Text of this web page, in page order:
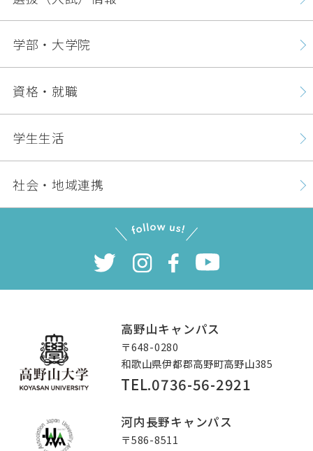
ご支援をお考えの方へ
高野山キャンパス
〒648-0280
和歌山県伊都郡高野町高野山385
TEL.0736-56-2921
河内長野キャンパス
〒586-8511
学部・大学院
資格・就職
学生生活
社会・地域連携